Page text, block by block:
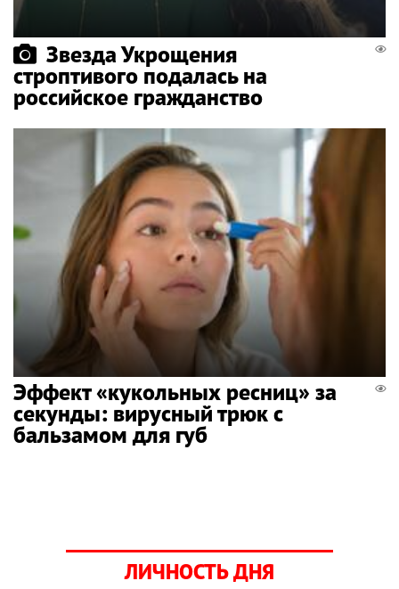
Звезда Укрощения
строптивого подалась на
российское гражданство
Эффект «кукольных ресниц» за
секунды: вирусный трюк с
бальзамом для губ
ЛИЧНОСТЬ ДНЯ